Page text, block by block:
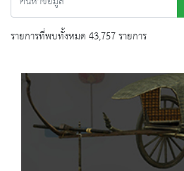
รายการที่พบทั้งหมด 43,757 รายการ